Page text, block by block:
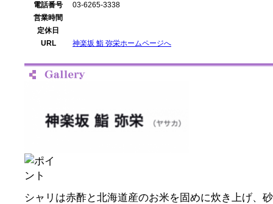
電話番号
03-6265-3338
営業時間
定休日
URL
神楽坂 鮨 弥栄ホームページへ
シャリは赤酢と北海道産のお米を固めに炊き上げ、